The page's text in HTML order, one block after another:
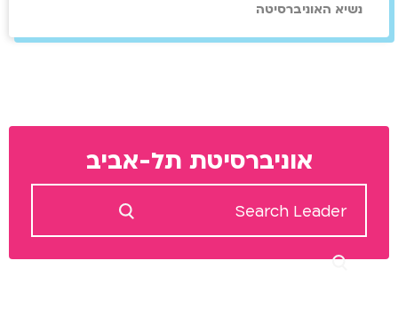
נשיא האוניברסיטה
אוניברסיטת תל-אביב